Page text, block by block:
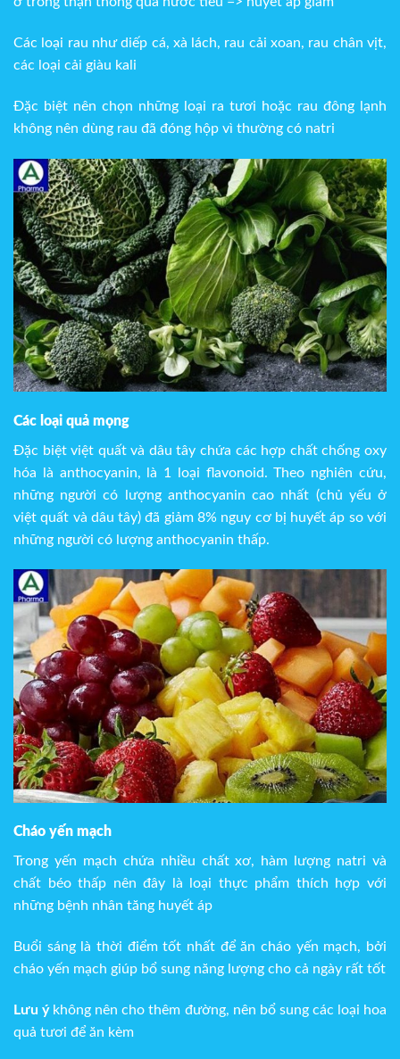
Các loại rau như diếp cá, xà lách, rau cải xoan, rau chân vịt,
các loại cải giàu kali
Đặc biệt nên chọn những loại ra tươi hoặc rau đông lạnh
không nên dùng rau đã đóng hộp vì thường có natri
Các loại quả mọng
Đặc biệt việt quất và dâu tây chứa các hợp chất chống oxy
hóa là anthocyanin, là 1 loại flavonoid. Theo nghiên cứu,
những người có lượng anthocyanin cao nhất (chủ yếu ở
việt quất và dâu tây) đã giảm 8% nguy cơ bị huyết áp so với
những người có lượng anthocyanin thấp.
Cháo yến mạch
Trong yến mạch chứa nhiều chất xơ, hàm lượng natri và
chất béo thấp nên đây là loại thực phẩm thích hợp với
những bệnh nhân tăng huyết áp
Buổi sáng là thời điểm tốt nhất để ăn cháo yến mạch, bởi
cháo yến mạch giúp bổ sung năng lượng cho cả ngày rất tốt
Lưu ýkhông nên cho thêm đường, nên bổ sung các loại hoa
quả tươi để ăn kèm